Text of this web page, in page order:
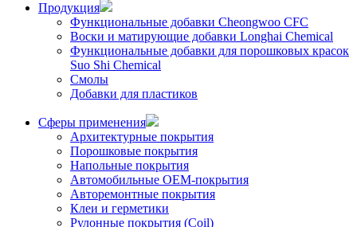
Продукция
Функциональные добавки Cheongwoo СFC
Воски и матирующие добавки Longhai Chemical
Функциональные добавки для порошковых красок
Suo Shi Chemical
Смолы
Добавки для пластиков
Сферы применения
Архитектурные покрытия
Порошковые покрытия
Напольные покрытия
Автомобильные ОЕМ-покрытия
Авторемонтные покрытия
Клеи и герметики
Рулонные покрытия (Coil)